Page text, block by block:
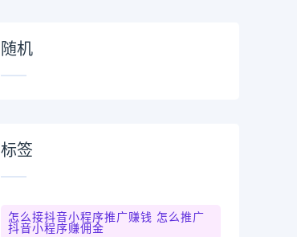
随机
标签
怎么接抖音小程序推广赚钱 怎么推广
抖音小程序赚佣金